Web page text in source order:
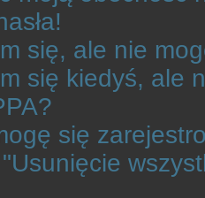
się, ale nie
się kiedyś, ale
się